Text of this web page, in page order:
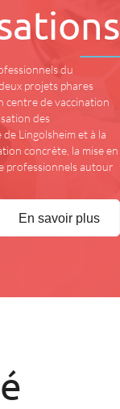
du
projets phares
centre de vaccination
des
Lingolsheim et à la
concrète, la mise en
professionnels autour
En savoir plus